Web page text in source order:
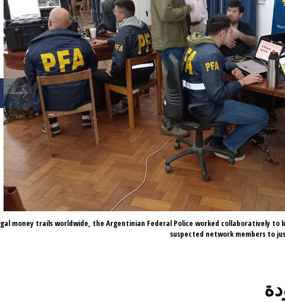
money trails worldwide, the Argentinian Federal Police worked collaboratively to
suspected network members to